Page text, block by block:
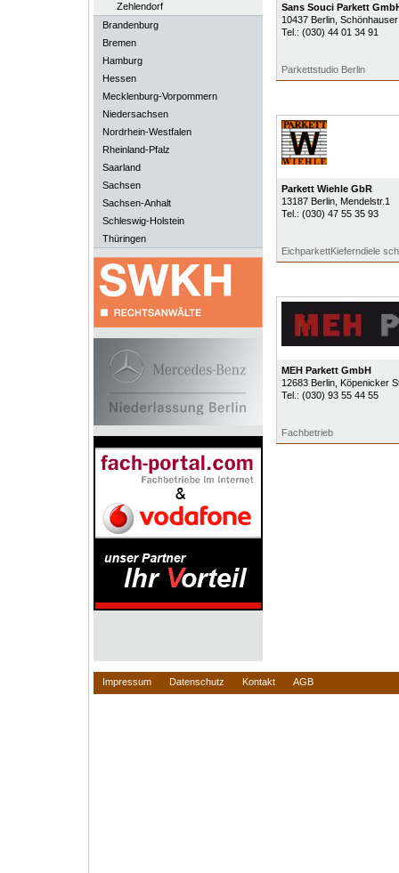
Zehlendorf
Brandenburg
Bremen
Hamburg
Hessen
Mecklenburg-Vorpommern
Niedersachsen
Nordrhein-Westfalen
Rheinland-Pfalz
Saarland
Sachsen
Sachsen-Anhalt
Schleswig-Holstein
Thüringen
Sans Souci Parkett
10437 Berlin, Schönhauser
Tel.: (030) 44 01 34 91
Parkettstudio Berlin
Parkett Wiehle GbR
13187 Berlin, Mendelstr.1
Tel.: (030) 47 55 35 93
EichparkettKieferndiele
MEH Parkett GmbH
12683 Berlin, Köpenicker
Tel.: (030) 93 55 44 55
Fachbetrieb
Impressum Datenschutz Kontakt AGB